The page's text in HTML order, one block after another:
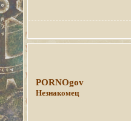
PORNOgov
Незнакомец